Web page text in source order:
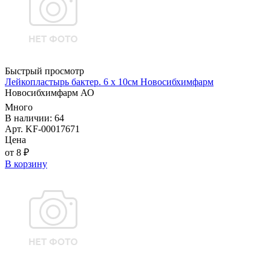
Быстрый просмотр
Лейкопластырь бактер. 6 х 10см Новосибхимфарм
Новосибхимфарм АО
Много
В наличии: 64
Арт. KF-00017671
Цена
от 8 ₽
В корзину